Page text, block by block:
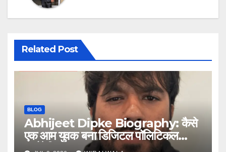
Related Post
BLOG
Abhijeet Dipke Biography: कैसे
एक आम युवक बना डिजिटल पॉलिटिकल
स्ट्रैटेजिस्ट